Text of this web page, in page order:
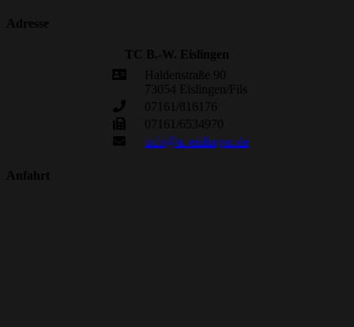
Adresse
TC B.-W. Eislingen
Haldenstraße 90
73054 Eislingen/Fils
07161/816176
07161/6534970
info@tc-eislingen.de
Anfahrt